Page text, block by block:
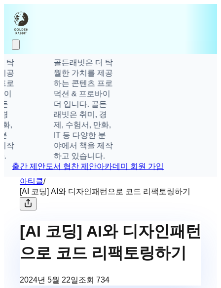
,
골든래빗은 더 탁
월한 가치를 제공
하는 콘텐츠 프로
덕션 & 프로바이
더 입니다. 골든
래빗은 취미, 경
제, 수험서, 만화,
IT 등 다양한 분
야에서 책을 제작
하고 있습니다.
출간 제안도서 협찬 제안아카데미 회원 가입
아티클/
[AI 코딩] AI와 디자인패턴으로 코드 리팩토링하기
[AI 코딩] AI와 디자인패턴
으로 코드 리팩토링하기
2024년 5월 22일조회 734